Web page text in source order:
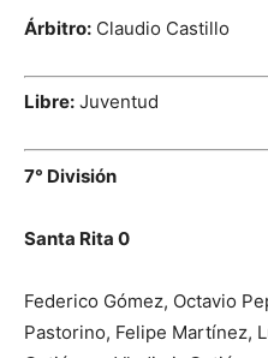
Árbitro: Claudio Castillo
Libre: Juventud
7° División
Santa Rita 0
Federico Gómez, Octavio
Pastorino, Felipe Martínez,